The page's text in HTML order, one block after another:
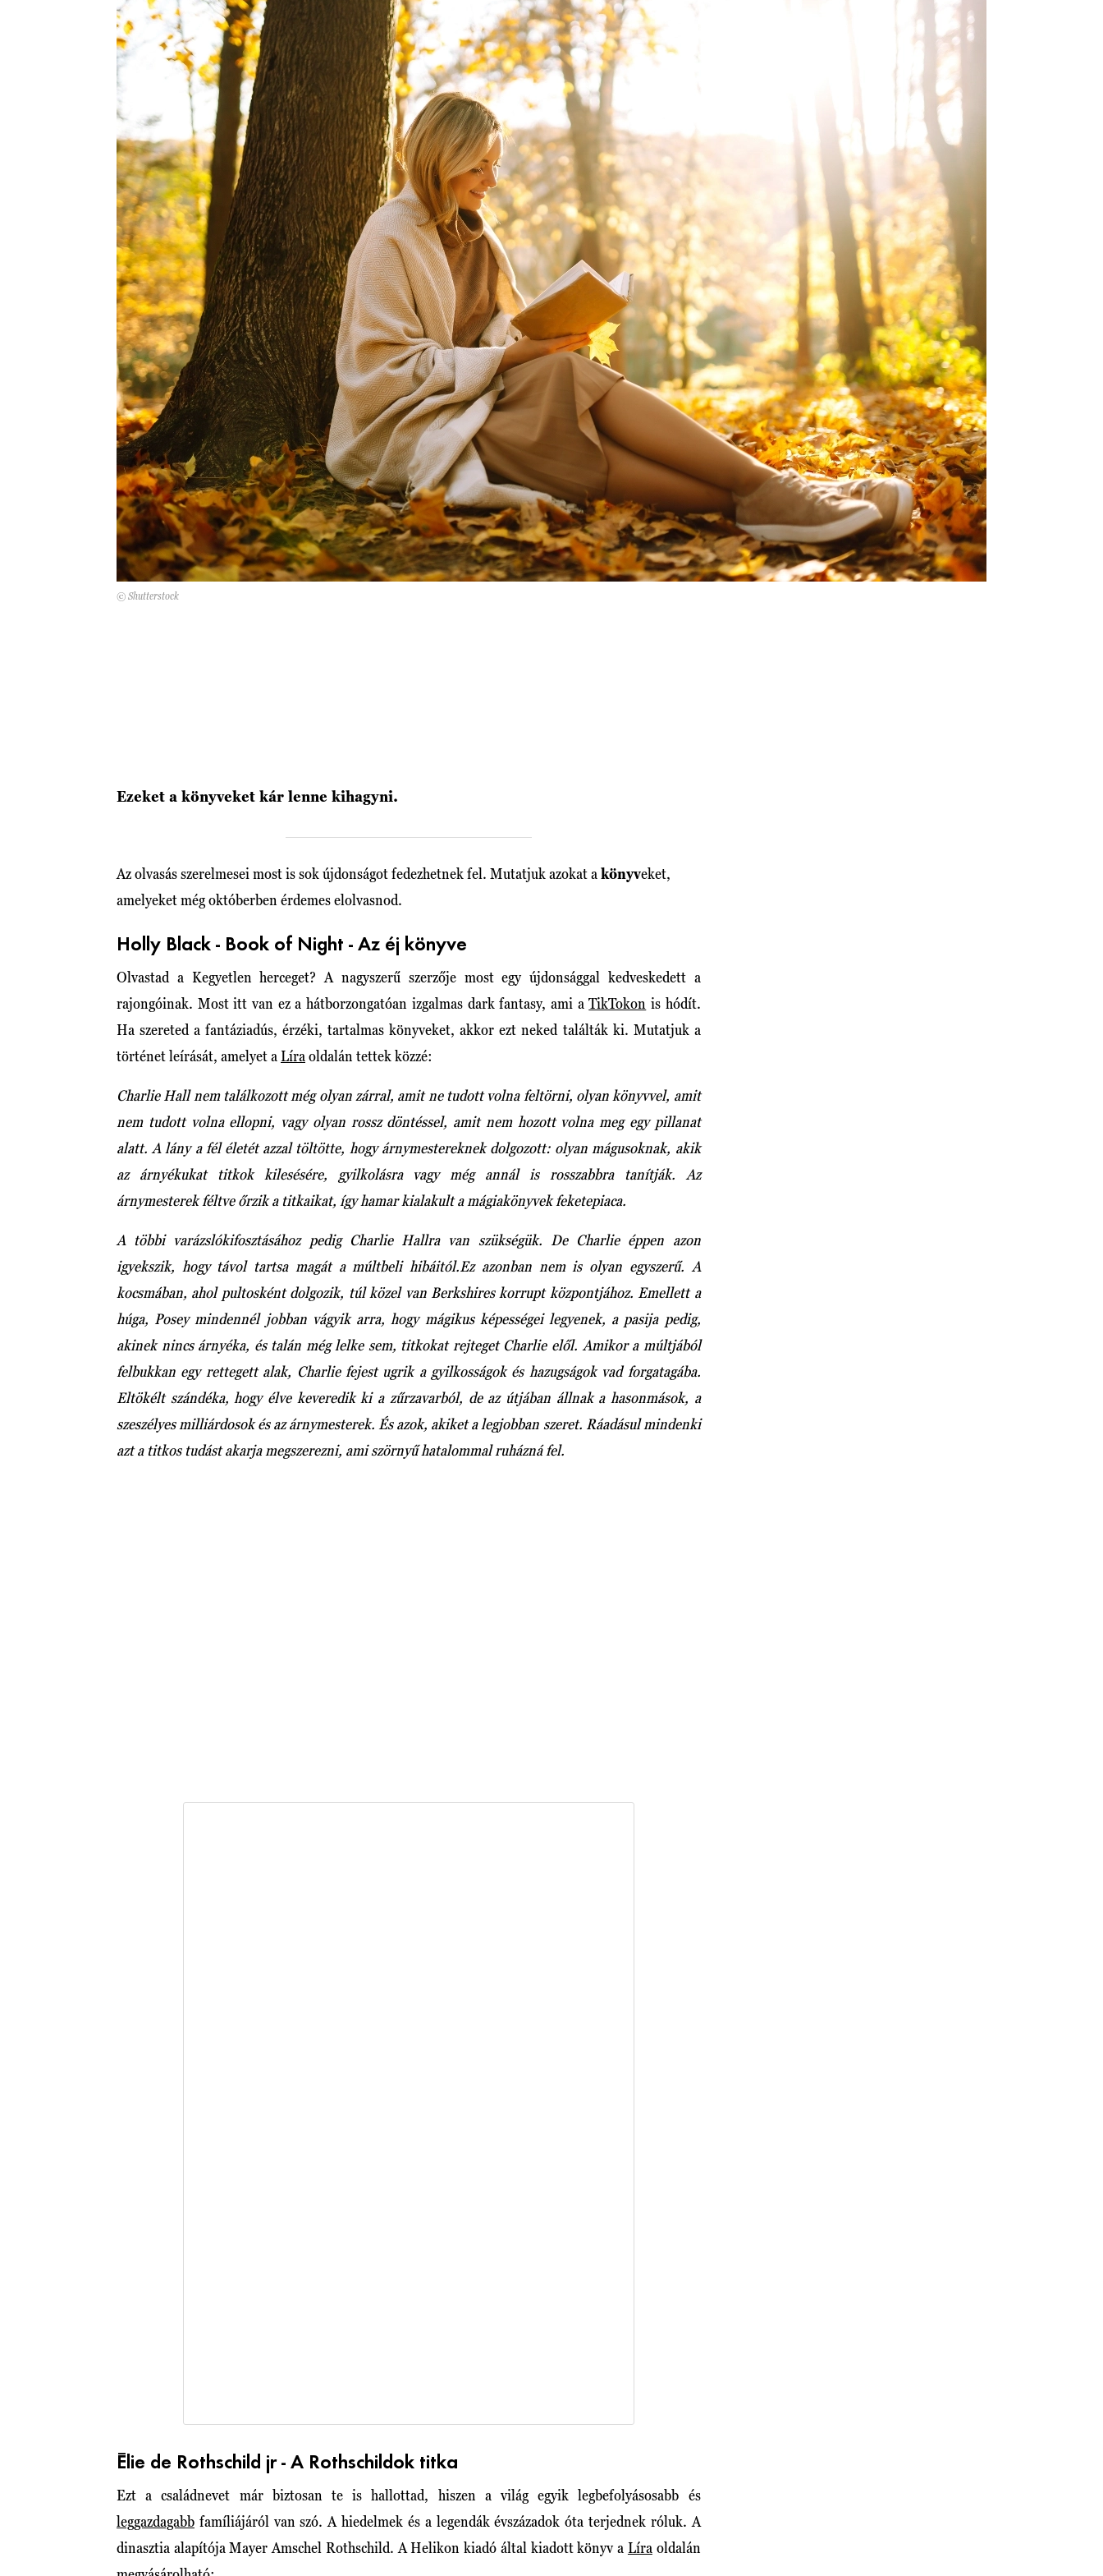
© Shutterstock
Ezeket a könyveket kár lenne kihagyni.
Az olvasás szerelmesei most is sok újdonságot fedezhetnek fel. Mutatjuk azokat a könyveket,
amelyeket még októberben érdemes elolvasnod.
Holly Black - Book of Night - Az éj könyve
Olvastad a Kegyetlen herceget? A nagyszerű szerzője most egy újdonsággal kedveskedett a
rajongóinak. Most itt van ez a hátborzongatóan izgalmas dark fantasy, ami aTikTokon is hódít.
Ha szereted a fantáziadús, érzéki, tartalmas könyveket, akkor ezt neked találták ki. Mutatjuk a
történet leírását, amelyet a Líra oldalán tettek közzé:
Charlie Hall nem találkozott még olyan zárral, amit ne tudott volna feltörni, olyan könyvvel, amit
nem tudott volna ellopni, vagy olyan rossz döntéssel, amit nem hozott volna meg egy pillanat
alatt. A lány a fél életét azzal töltötte, hogy árnymestereknek dolgozott: olyan mágusoknak, akik
az árnyékukat titkok kilesésére, gyilkolásra vagy még annál is rosszabbra tanítják. Az
árnymesterek féltve őrzik a titkaikat, így hamar kialakult a mágiakönyvek feketepiaca.
A többi varázslókifosztásához pedig Charlie Hallra van szükségük. De Charlie éppen azon
igyekszik, hogy távol tartsa magát a múltbeli hibáitól.Ez azonban nem is olyan egyszerű. A
kocsmában, ahol pultosként dolgozik, túl közel van Berkshires korrupt központjához. Emellett a
húga, Posey mindennél jobban vágyik arra, hogy mágikus képességei legyenek, a pasija pedig,
akinek nincs árnyéka, és talán még lelke sem, titkokat rejteget Charlie elől. Amikor a múltjából
felbukkan egy rettegett alak, Charlie fejest ugrik a gyilkosságok és hazugságok vad forgatagába.
Eltökélt szándéka, hogy élve keveredik ki a zűrzavarból, de az útjában állnak a hasonmások, a
szeszélyes milliárdosok és az árnymesterek. És azok, akiket a legjobban szeret. Ráadásul mindenki
azt a titkos tudást akarja megszerezni, ami szörnyű hatalommal ruházná fel.
Élie de Rothschild jr - A Rothschildok titka
Ezt a családnevet már biztosan te is hallottad, hiszen a világ egyik legbefolyásosabb és
leggazdagabb famíliájáról van szó. A hiedelmek és a legendák évszázadok óta terjednek róluk. A
dinasztia alapítója Mayer Amschel Rothschild. A Helikon kiadó által kiadott könyv a Líra oldalán